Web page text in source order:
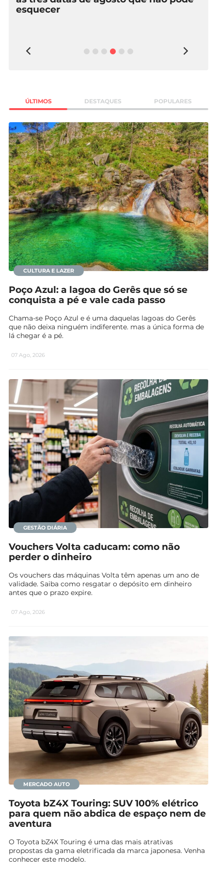
Mundial 2026
ÚLTIMOS DESTAQUES POPULARES
CULTURA E LAZER
Poço Azul: a lagoa do Gerês que só se
conquista a pé e vale cada passo
Chama-se Poço Azul e é uma daquelas lagoas do Gerês
que não deixa ninguém indiferente. mas a única forma de
lá chegar é a pé.
07 Ago, 2026
GESTÃO DIÁRIA
Vouchers Volta caducam: como não
perder o dinheiro
Os vouchers das máquinas Volta têm apenas um ano de
validade. Saiba como resgatar o depósito em dinheiro
antes que o prazo expire.
07 Ago, 2026
MERCADO AUTO
Toyota bZ4X Touring: SUV 100% elétrico
para quem não abdica de espaço nem de
aventura
O Toyota bZ4X Touring é uma das mais atrativas
propostas da gama eletrificada da marca japonesa. Venha
conhecer este modelo.